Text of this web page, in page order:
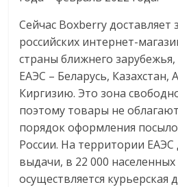
Сейчас Boxberry доставляет
российских интернет-
страны ближнего
ЕАЭС – Беларусь,
Киргизию. Это зона
поэтому товары не
порядок оформления
России. На территории ЕАЭС
выдачи, в 22 000 населенных
осуществляется курьерская